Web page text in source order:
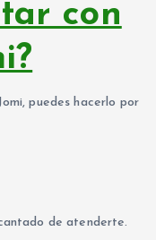
con
puedes hacerlo por
de atenderte.